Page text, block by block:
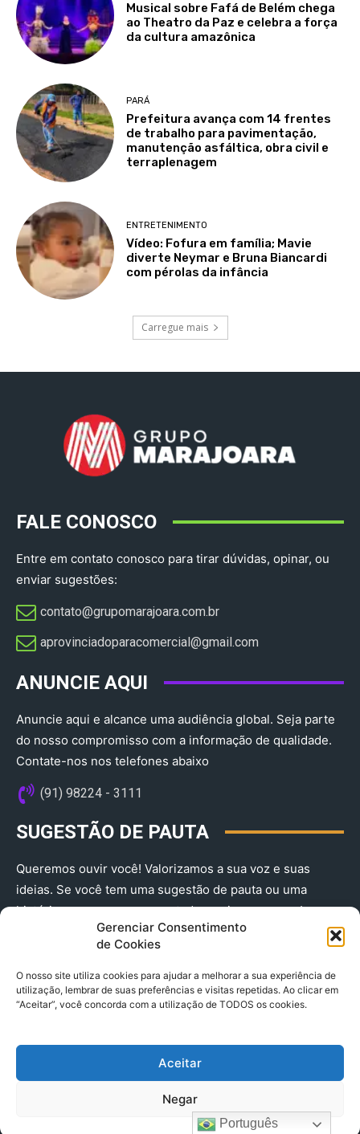
Gerenciar Consentimento
de Cookies
O nosso site utiliza cookies para ajudar a melhorar a sua experiência de
utilização, lembrar de suas preferências e visitas repetidas. Ao clicar em
“Aceitar”, você concorda com a utilização de TODOS os cookies.
Aceitar
Negar
Musical sobre Fafá de Belém chega
ao Theatro da Paz e celebra a força
da cultura amazônica
PARÁ
Prefeitura avança com 14 frentes
de trabalho para pavimentação,
manutenção asfáltica, obra civil e
terraplenagem
ENTRETENIMENTO
Vídeo: Fofura em família; Mavie
diverte Neymar e Bruna Biancardi
com pérolas da infância
Carregue mais
FALE CONOSCO
Entre em contato conosco para tirar dúvidas, opinar, ou
enviar sugestões:
contato@grupomarajoara.com.br
aprovinciadoparacomercial@gmail.com​
ANUNCIE AQUI
Anuncie aqui e alcance uma audiência global. Seja parte
do nosso compromisso com a informação de qualidade.
Contate-nos nos telefones abaixo
(91) 98224 - 3111
SUGESTÃO DE PAUTA
Queremos ouvir você! Valorizamos a sua voz e suas
ideias. Se você tem uma sugestão de pauta ou uma
história que merece ser contada, envie-nos agora!
(91) 98224 - 3111
© 2025 A Província do Pará CNPJ: 04.901.141/0001-36 End .
Trav. Quintino Bocaiuva 2301, Ed. Rogério Fernandez – Sala
2701- Cremação – CEP 66045.315
Português